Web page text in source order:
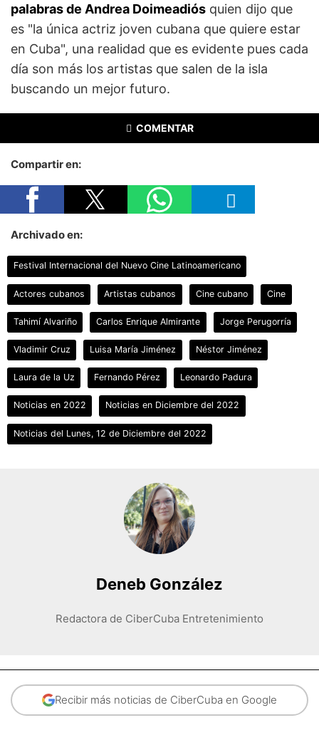
palabras de Andrea Doimeadiós quien dijo que
es "la única actriz joven cubana que quiere estar
en Cuba", una realidad que es evidente pues cada
día son más los artistas que salen de la isla
buscando un mejor futuro.
COMENTAR
Compartir en:
Archivado en:
Festival Internacional del Nuevo Cine Latinoamericano
Actores cubanos Artistas cubanos Cine cubano Cine
Tahimí Alvariño Carlos Enrique Almirante Jorge Perugorría
Vladimir Cruz Luisa María Jiménez Néstor Jiménez
Laura de la Uz Fernando Pérez Leonardo Padura
Noticias en 2022 Noticias en Diciembre del 2022
Noticias del Lunes, 12 de Diciembre del 2022
Deneb González
Redactora de CiberCuba Entretenimiento
Recibir más noticias de CiberCuba en Google